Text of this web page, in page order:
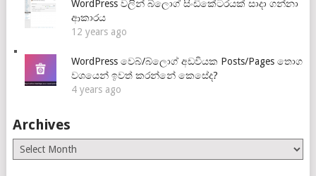
WordPress වලින් බ්ලොග් සිංඩිකේටරයක් සාදා ගන්නා
ආකාරය
12 years ago
WordPress වෙබ්/බ්ලොග් අඩවියක Posts/Pages තොග
වශයෙන් ඉවත් කරන්නේ කෙසේද?
4 years ago
Archives
Archives